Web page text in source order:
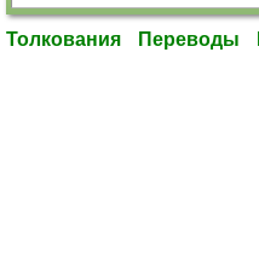
Толкования Переводы